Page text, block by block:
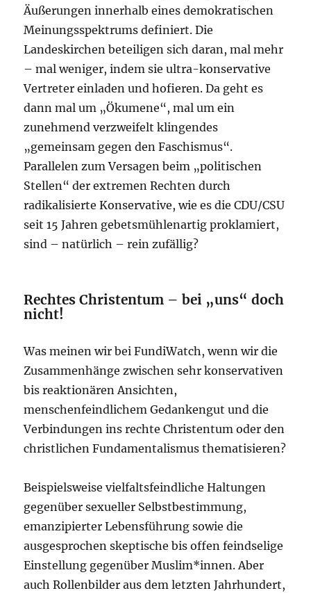
Äußerungen innerhalb eines demokratischen
Meinungsspektrums definiert. Die
Landeskirchen beteiligen sich daran, mal mehr
– mal weniger, indem sie ultra-konservative
Vertreter einladen und hofieren. Da geht es
dann mal um „Ökumene“, mal um ein
zunehmend verzweifelt klingendes
„gemeinsam gegen den Faschismus“.
Parallelen zum Versagen beim „politischen
Stellen“ der extremen Rechten durch
radikalisierte Konservative, wie es die CDU/CSU
seit 15 Jahren gebetsmühlenartig proklamiert,
sind – natürlich – rein zufällig?
Rechtes Christentum – bei „uns“ doch
nicht!
Was meinen wir bei FundiWatch, wenn wir die
Zusammenhänge zwischen sehr konservativen
bis reaktionären Ansichten,
menschenfeindlichem Gedankengut und die
Verbindungen ins rechte Christentum oder den
christlichen Fundamentalismus thematisieren?
Beispielsweise vielfaltsfeindliche Haltungen
gegenüber sexueller Selbstbestimmung,
emanzipierter Lebensführung sowie die
ausgesprochen skeptische bis offen feindselige
Einstellung gegenüber Muslim*innen. Aber
auch Rollenbilder aus dem letzten Jahrhundert,